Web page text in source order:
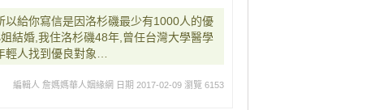
給你寫信是因洛杉磯最少有1000人的優
結婚,我住洛杉磯48年,曾任台灣大學醫學
輕人找到優良對象…
編輯人 詹媽媽華人姻緣網 日期 2017-02-09 瀏覽 6153